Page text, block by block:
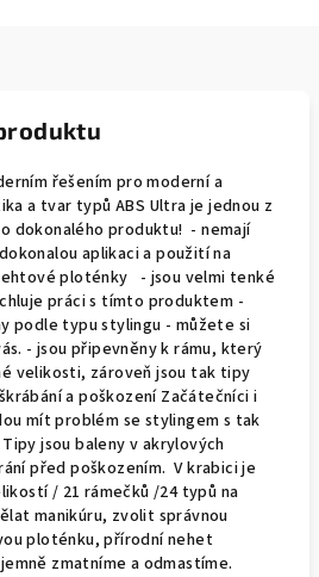
řešením pro moderní a
a tvar typů ABS Ultra je jednou z
dokonalého produktu! - nemají
aplikaci a použití na
ploténky - jsou velmi tenké
práci s tímto produktem -
podle typu stylingu - můžete si
- jsou připevněny k rámu, který
velikosti, zároveň jsou tak tipy
a poškození Začátečníci i
mít problém se stylingem s tak
jsou baleny v akrylových
před poškozením. V krabici je
/ 21 rámečků /24 typů na
manikúru, zvolit správnou
ploténku, přírodní nehet
zmatníme a odmastíme.